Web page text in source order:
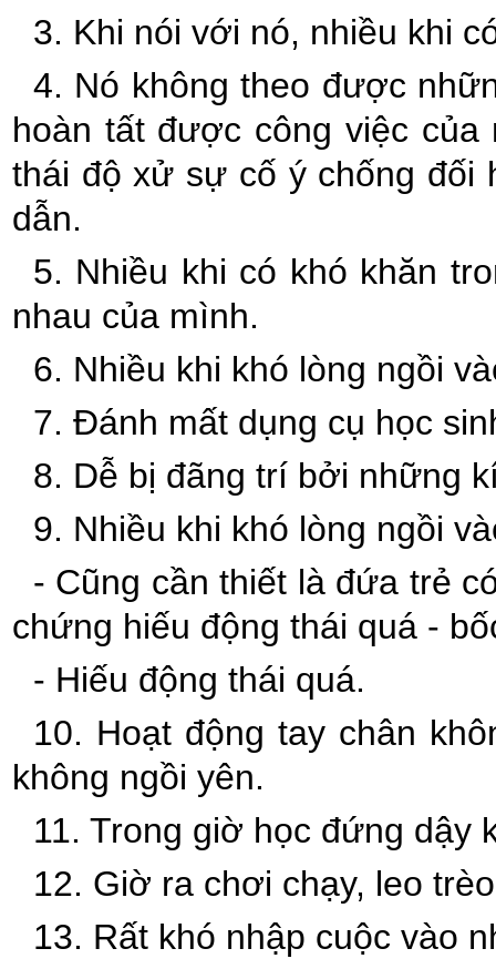
3. Khi nói với nó, nhiều khi
4. Nó không theo được
hoàn tất được công việc
thái độ xử sự cố ý chống đối
dẫn.
5. Nhiều khi có khó khăn
nhau của mình.
6. Nhiều khi khó lòng ngồi
7. Đánh mất dụng cụ học
8. Dễ bị đãng trí bởi những
9. Nhiều khi khó lòng ngồi
- Cũng cần thiết là đứa trẻ
chứng hiếu động thái quá -
- Hiếu động thái quá.
10. Hoạt động tay chân
không ngồi yên.
11. Trong giờ học đứng dậy
12. Giờ ra chơi chạy, leo
13. Rất khó nhập cuộc vào